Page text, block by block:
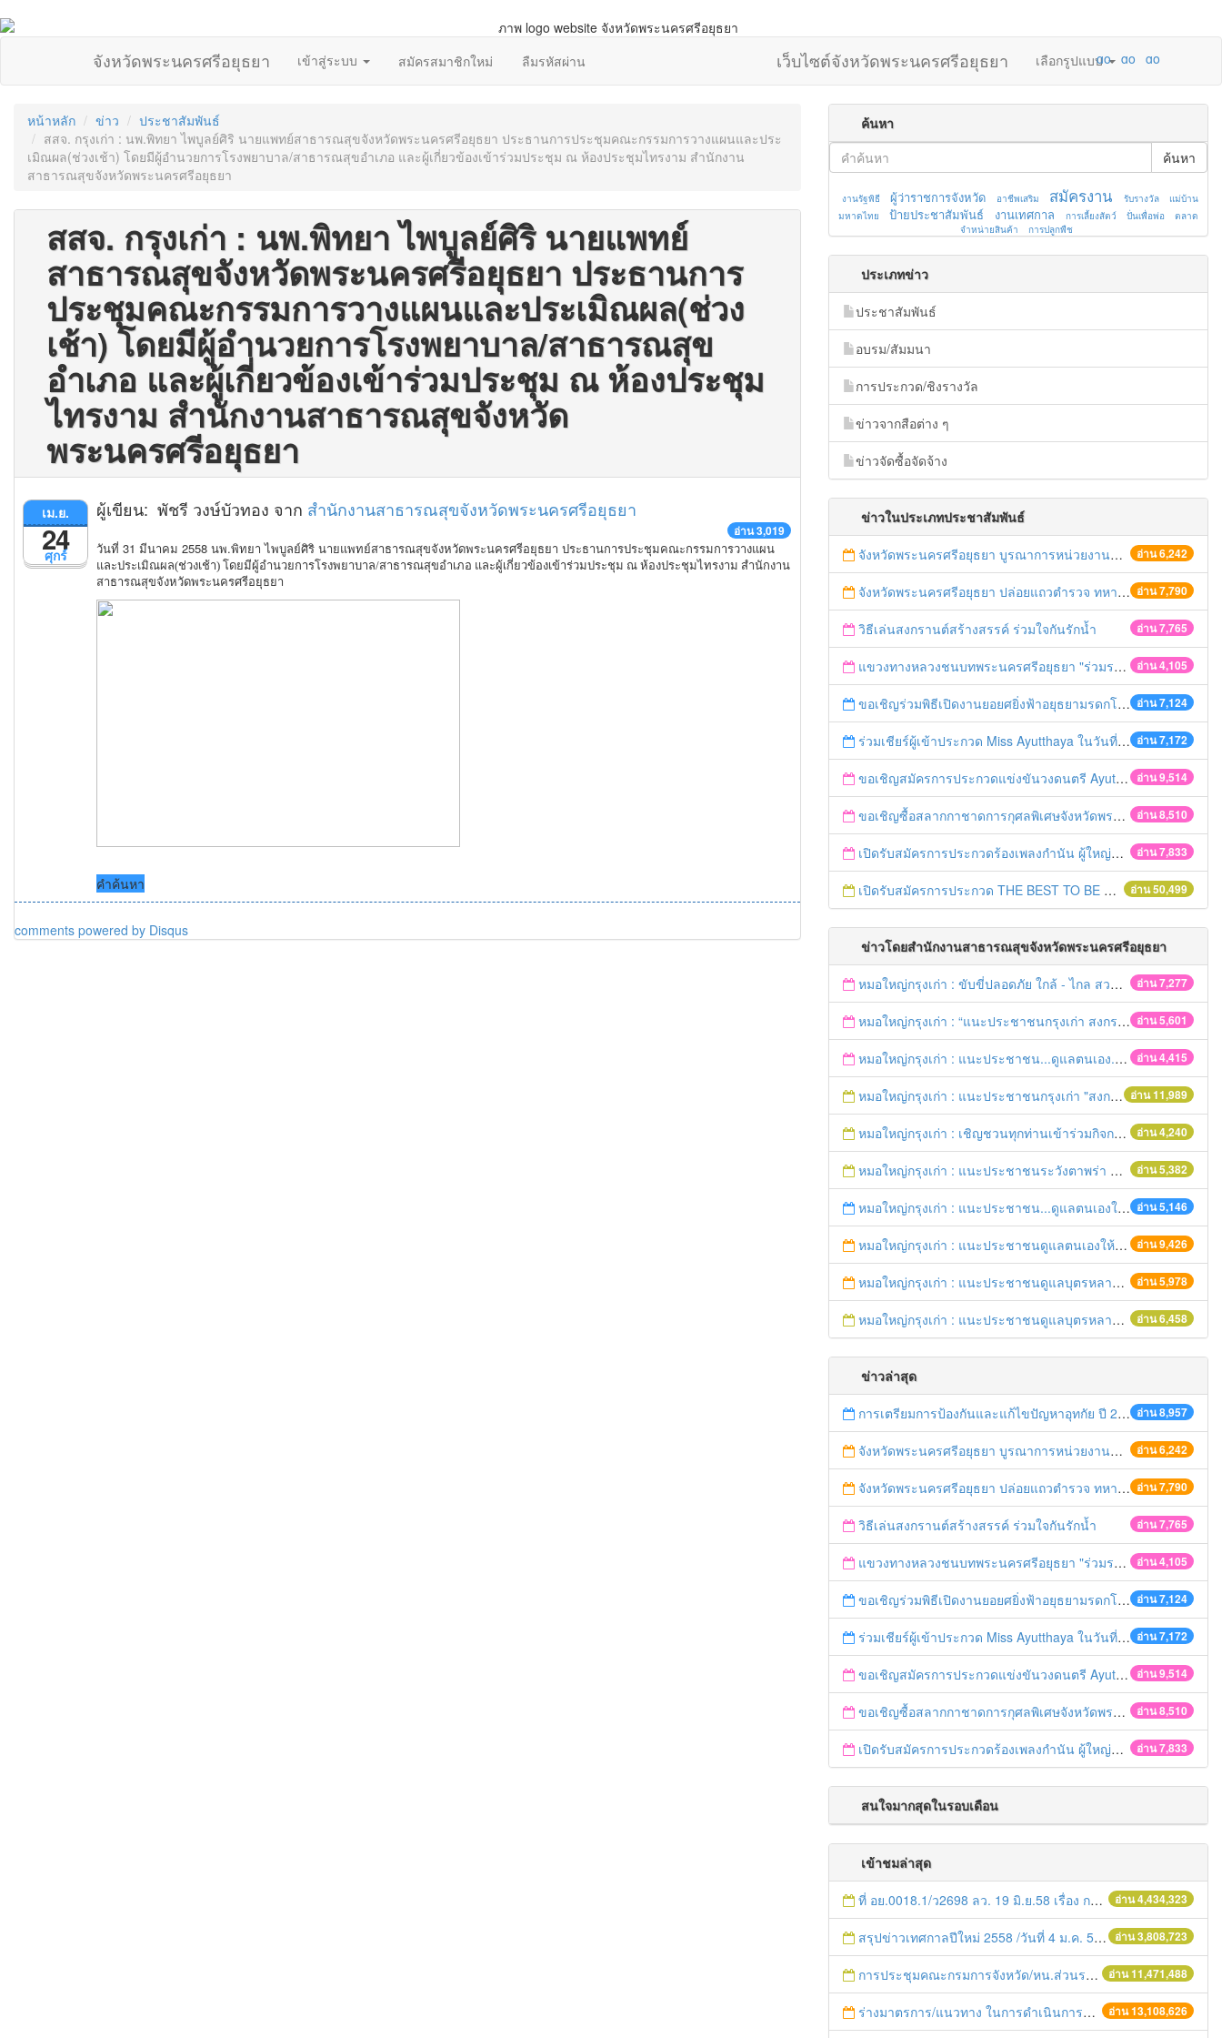
จังหวัดพระนครศรีอยุธยา เข้าสู่ระบบ สมัครสมาชิกใหม่ ลืมรหัสผ่าน เว็บไซต์จังหวัดพระนครศรีอยุธยา เลือกรูปแบบ
หน้าหลัก ข่าว
ประชาสัมพันธ์
สสจ. กรุงเก่า : นพ.พิทยา ไพบูลย์ศิริ นายแพทย์สาธารณสุขจังหวัดพระนครศรีอยุธยา ประธานการประชุมคณะกรรมการวางแผนและประ
เมิณผล(ช่วงเช้า) โดยมีผู้อำนวยการโรงพยาบาล/สาธารณสุขอำเภอ และผู้เกี่ยวข้องเข้าร่วมประชุม ณ ห้องประชุมไทรงาม สำนักงาน
สาธารณสุขจังหวัดพระนครศรีอยุธยา
สสจ. กรุงเก่า : นพ.พิทยา ไพบูลย์ศิริ นายแพทย์
สาธารณสุขจังหวัดพระนครศรีอยุธยา ประธานการ
ประชุมคณะกรรมการวางแผนและประเมิณผล(ช่วง
เช้า) โดยมีผู้อำนวยการโรงพยาบาล/สาธารณสุข
อำเภอ และผู้เกี่ยวข้องเข้าร่วมประชุม ณ ห้องประชุม
ไทรงาม สำนักงานสาธารณสุขจังหวัด
พระนครศรีอยุธยา
ศุกร์
เม.ย.
24
ผู้เขียน: พัชรี วงษ์บัวทอง จาก สำนักงานสาธารณสุขจังหวัดพระนครศรีอยุธยา
อ่าน 3,019
วันที่ 31 มีนาคม 2558 นพ.พิทยา ไพบูลย์ศิริ นายแพทย์สาธารณสุขจังหวัดพระนครศรีอยุธยา ประธานการประชุมคณะกรรมการวางแผน
และประเมิณผล(ช่วงเช้า) โดยมีผู้อำนวยการโรงพยาบาล/สาธารณสุขอำเภอ และผู้เกี่ยวข้องเข้าร่วมประชุม ณ ห้องประชุมไทรงาม สำนักงาน
สาธารณสุขจังหวัดพระนครศรีอยุธยา
คำค้นหา
comments powered by Disqus
ค้นหา
ค้นหา
งานรัฐพิธี ผู้ว่าราชการจังหวัด อาชีพเสริม สมัครงาน รับรางวัล
แม่บ้าน
มหาดไทย
ป้ายประชาสัมพันธ์ งานเทศกาล การเลี้ยงสัตว์ ปั่นเพื่อพ่อ
ตลาด
จำหน่ายสินค้า
การปลูกพืช
ประเภทข่าว
ประชาสัมพันธ์
อบรม/สัมมนา
การประกวด/ชิงรางวัล
ข่าวจากสือต่าง ๆ
ข่าวจัดซื้อจัดจ้าง
ข่าวในประเภทประชาสัมพันธ์
อ่าน 6,242
จังหวัดพระนครศรีอยุธยา บูรณาการหน่วยงานที่เกี่ยวข้อง ลงพื้นที่จัดระเบียบและดำเนินมาตรการตามบทลงโทษสูงสุดกับผู้ประกอบการร้านค้าที่ยังฝ่าฝืนตั้งร้านค้ารุกล้ำเขตพื้นที่ทางหลวง เตรียมความปลอดภัยก่อนเทศกาลสงกรานต์
อ่าน 7,790
จังหวัดพระนครศรีอยุธยา ปล่อยแถวตำรวจ ทหาร ฝ่ายปกครอง กว่า 100 นาย ตรวจเข้มท่ารถสาธารณะ สถานีขนส่งรถโดยสาร วินรถตู้ และสถานีรถไฟ เตรียมรับมือเทศกาลสงกรานต์
อ่าน 7,765
วิธีเล่นสงกรานต์สร้างสรรค์ ร่วมใจกันรักน้ำ
อ่าน 4,105
แขวงทางหลวงชนบทพระนครศรีอยุธยา "ร่วมรณรงค์ ขับช้า เปิดไฟหน้า คาดเข็มขัด" เทศกาลสงกรานต์ ปี 2561
อ่าน 7,124
ขอเชิญร่วมพิธีเปิดงานยอยศยิ่งฟ้าอยุธยามรดกโลก
อ่าน 7,172
ร่วมเชียร์ผู้เข้าประกวด Miss Ayutthaya ในวันที่ 15 ธันวาคม 2560
อ่าน 9,514
ขอเชิญสมัครการประกวดแข่งขันวงดนตรี Ayutthaya battle of the bands
อ่าน 8,510
ขอเชิญซื้อสลากกาชาดการกุศลพิเศษจังหวัดพระนครศรีอยุธยา 2560
อ่าน 7,833
เปิดรับสมัครการประกวดร้องเพลงกำนัน ผู้ใหญ่บ้าน ฯลฯ
อ่าน 50,499
เปิดรับสมัครการประกวด THE BEST TO BE NUMBER ONE
ข่าวโดยสำนักงานสาธารณสุขจังหวัดพระนครศรีอยุธยา
อ่าน 7,277
หมอใหญ่กรุงเก่า : ขับขี่ปลอดภัย ใกล้ - ไกล สวมหมวกนิรภัย
อ่าน 5,601
หมอใหญ่กรุงเก่า : “แนะประชาชนกรุงเก่า สงกรานต์ร่วมขับขี่ปลอดภัย
อ่าน 4,415
หมอใหญ่กรุงเก่า : แนะประชาชน...ดูแลตนเอง...“รับมือภัยแล้ง”
อ่าน 11,989
หมอใหญ่กรุงเก่า : แนะประชาชนกรุงเก่า "สงกรานต์ขับขี่ปลอดภัย"
อ่าน 4,240
หมอใหญ่กรุงเก่า : เชิญชวนทุกท่านเข้าร่วมกิจกรรมวิ่งเพื่อสุขภาพ 7เมษายนนี้ 5โมงเย็น
อ่าน 5,382
หมอใหญ่กรุงเก่า : แนะประชาชนระวังตาพร่า ปวดศีรษะ ชาครึ่งซีก เสี่ยงอัมพฤกษ์ อัมพาต
อ่าน 5,146
หมอใหญ่กรุงเก่า : แนะประชาชน...ดูแลตนเองให้ห่างไกลโรค...ในช่วงฤดูร้อน
อ่าน 9,426
หมอใหญ่กรุงเก่า : แนะประชาชนดูแลตนเองให้ห่างไกลวัณโรค
อ่าน 5,978
หมอใหญ่กรุงเก่า : แนะประชาชนดูแลบุตรหลาน ป้องกันเด็กจมน้ำตายในช่วงฤดูร้อน
อ่าน 6,458
หมอใหญ่กรุงเก่า : แนะประชาชนดูแลบุตรหลาน ป้องกันเด็กจมน้ำตายในช่วงฤดูร้อน
ข่าวล่าสุด
อ่าน 8,957
การเตรียมการป้องกันและแก้ไขปัญหาอุทกัย ปี 2561
อ่าน 6,242
จังหวัดพระนครศรีอยุธยา บูรณาการหน่วยงานที่เกี่ยวข้อง ลงพื้นที่จัดระเบียบและดำเนินมาตรการตามบทลงโทษสูงสุดกับผู้ประกอบการร้านค้าที่ยังฝ่าฝืนตั้งร้านค้ารุกล้ำเขตพื้นที่ทางหลวง เตรียมความปลอดภัยก่อนเทศกาลสงกรานต์
อ่าน 7,790
จังหวัดพระนครศรีอยุธยา ปล่อยแถวตำรวจ ทหาร ฝ่ายปกครอง กว่า 100 นาย ตรวจเข้มท่ารถสาธารณะ สถานีขนส่งรถโดยสาร วินรถตู้ และสถานีรถไฟ เตรียมรับมือเทศกาลสงกรานต์
อ่าน 7,765
วิธีเล่นสงกรานต์สร้างสรรค์ ร่วมใจกันรักน้ำ
อ่าน 4,105
แขวงทางหลวงชนบทพระนครศรีอยุธยา "ร่วมรณรงค์ ขับช้า เปิดไฟหน้า คาดเข็มขัด" เทศกาลสงกรานต์ ปี 2561
อ่าน 7,124
ขอเชิญร่วมพิธีเปิดงานยอยศยิ่งฟ้าอยุธยามรดกโลก
อ่าน 7,172
ร่วมเชียร์ผู้เข้าประกวด Miss Ayutthaya ในวันที่ 15 ธันวาคม 2560
อ่าน 9,514
ขอเชิญสมัครการประกวดแข่งขันวงดนตรี Ayutthaya battle of the bands
อ่าน 8,510
ขอเชิญซื้อสลากกาชาดการกุศลพิเศษจังหวัดพระนครศรีอยุธยา 2560
อ่าน 7,833
เปิดรับสมัครการประกวดร้องเพลงกำนัน ผู้ใหญ่บ้าน ฯลฯ
สนใจมากสุดในรอบเดือน
เข้าชมล่าสุด
อ่าน 4,434,323
ที่ อย.0018.1/ว2698 ลว. 19 มิ.ย.58 เรื่อง การแก้ไขปัญหาหนี้สินให้แก่เกษตรกร
อ่าน 3,808,723
สรุปข่าวเทศกาลปีใหม่ 2558 /วันที่ 4 ม.ค. 58
อ่าน 11,471,488
การประชุมคณะกรมการจังหวัด/หน.ส่วนราชการประจำเดือน มิถุนายน 2558
อ่าน 13,108,626
ร่างมาตรการ/แนวทาง ในการดำเนินการประกอบการตรวจราชการแบบบูรณาการ